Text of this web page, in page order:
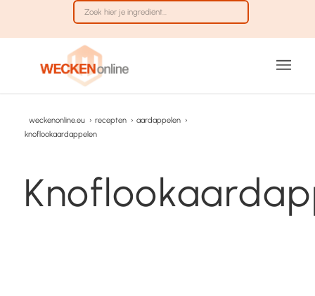
weckenonline.eu › recepten › aardappelen ›
knoflookaardappelen